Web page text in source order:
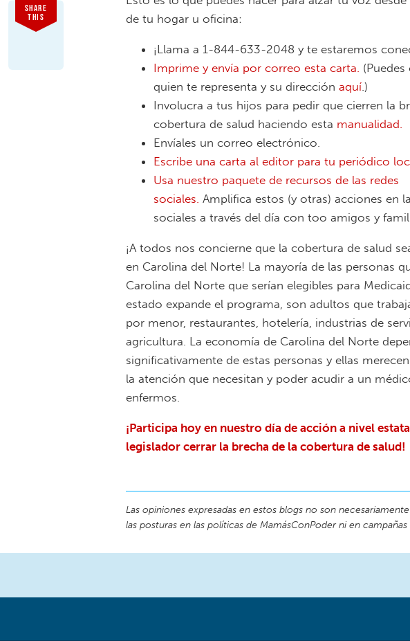
SHARE
THIS
de tu hogar u oficina:
¡Llama a 1-844-633-2048 y te estaremos
Imprime y envía por correo esta carta.
quien te representa y su dirección aquí.)
Involucra a tus hijos para pedir que cierren la
cobertura de salud haciendo esta manualidad.
Envíales un correo electrónico.
Escribe una carta al editor para tu periódico
Usa nuestro paquete de recursos de las redes
sociales. Amplifica estos (y otras) acciones en
sociales a través del día con too amigos y
¡A todos nos concierne que la cobertura de salud
en Carolina del Norte! La mayoría de las personas
Carolina del Norte que serían elegibles para
estado expande el programa, son adultos que
por menor, restaurantes, hotelería, industrias de
agricultura. La economía de Carolina del Norte
significativamente de estas personas y ellas
la atención que necesitan y poder acudir a un
enfermos.
¡Participa hoy en nuestro día de acción a nivel
legislador cerrar la brecha de la cobertura de salud!
Las opiniones expresadas en estos blogs no son
las posturas en las políticas de MamásConPoder ni en campañas